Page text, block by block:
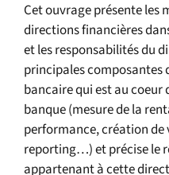
Cet ouvrage présente les
directions financières
et les responsabilités du
principales composantes
bancaire qui est au coeur
banque (mesure de la
performance, création
reporting…) et précise le
appartenant à cette